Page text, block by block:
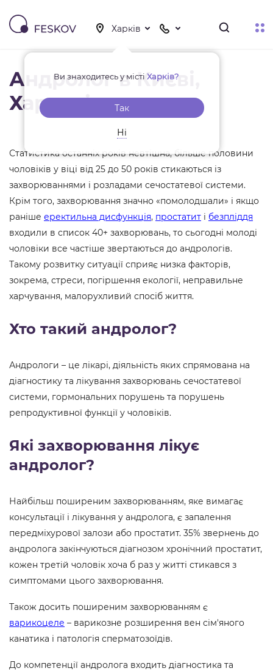
Ви знаходитесь у місті Харків?
Так
Ні
Андролог в Києві,
Харкові
Статистика останніх років невтішна, більше половини
чоловіків у віці від 25 до 50 років стикаються із
захворюваннями і розладами сечостатевої системи.
Крім того, захворювання значно «помолодшали» і якщо
раніше еректильна дисфункція, простатит і безпліддя
входили в список 40+ захворювань, то сьогодні молоді
чоловіки все частіше звертаються до андрологів.
Такому розвитку ситуації сприяє низка факторів,
зокрема, стреси, погіршення екології, неправильне
харчування, малорухливий спосіб життя.
Хто такий андролог?
Андрологи – це лікарі, діяльність яких спрямована на
діагностику та лікування захворювань сечостатевої
системи, гормональних порушень та порушень
репродуктивної функції у чоловіків.
Які захворювання лікує
андролог?
Найбільш поширеним захворюванням, яке вимагає
консультації і лікування у андролога, є запалення
передміхурової залози або простатит. 35% звернень до
андролога закінчуються діагнозом хронічний простатит,
кожен третій чоловік хоча б раз у житті стикався з
симптомами цього захворювання.
Також досить поширеним захворюванням є
варикоцеле – варикозне розширення вен сім'яного
канатика і патологія сперматозоїдів.
До компетенції андролога входить діагностика та